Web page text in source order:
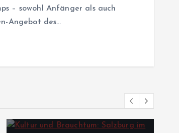
– sowohl Anfänger als auch
Angebot des…